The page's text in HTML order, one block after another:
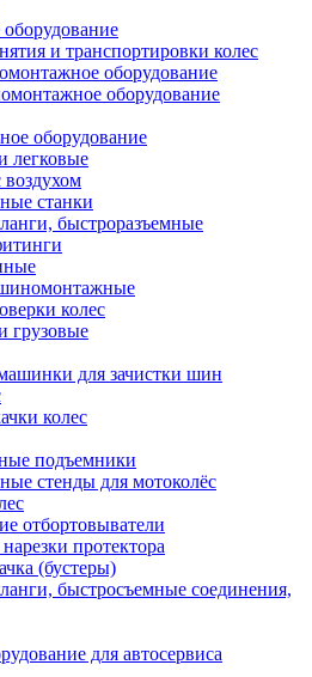
и транспортировки колес
оборудование
оборудование
оборудование
легковые
воздухом
станки
быстроразъемные
колес
грузовые
для зачистки шин
колес
подъемники
стенды для мотоколёс
отбортовыватели
протектора
(бустеры)
быстросъемные соединения,
для автосервиса